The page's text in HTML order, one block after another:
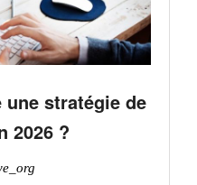
stratégie de
2026 ?